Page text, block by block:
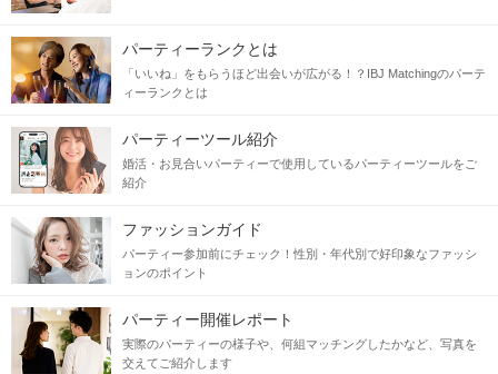
パーティーランクとは
「いいね」をもらうほど出会いが広がる！？IBJ Matchingのパーテ
ィーランクとは
パーティーツール紹介
婚活・お見合いパーティーで使用しているパーティーツールをご
紹介
ファッションガイド
パーティー参加前にチェック！性別・年代別で好印象なファッシ
ョンのポイント
パーティー開催レポート
実際のパーティーの様子や、何組マッチングしたかなど、写真を
交えてご紹介します